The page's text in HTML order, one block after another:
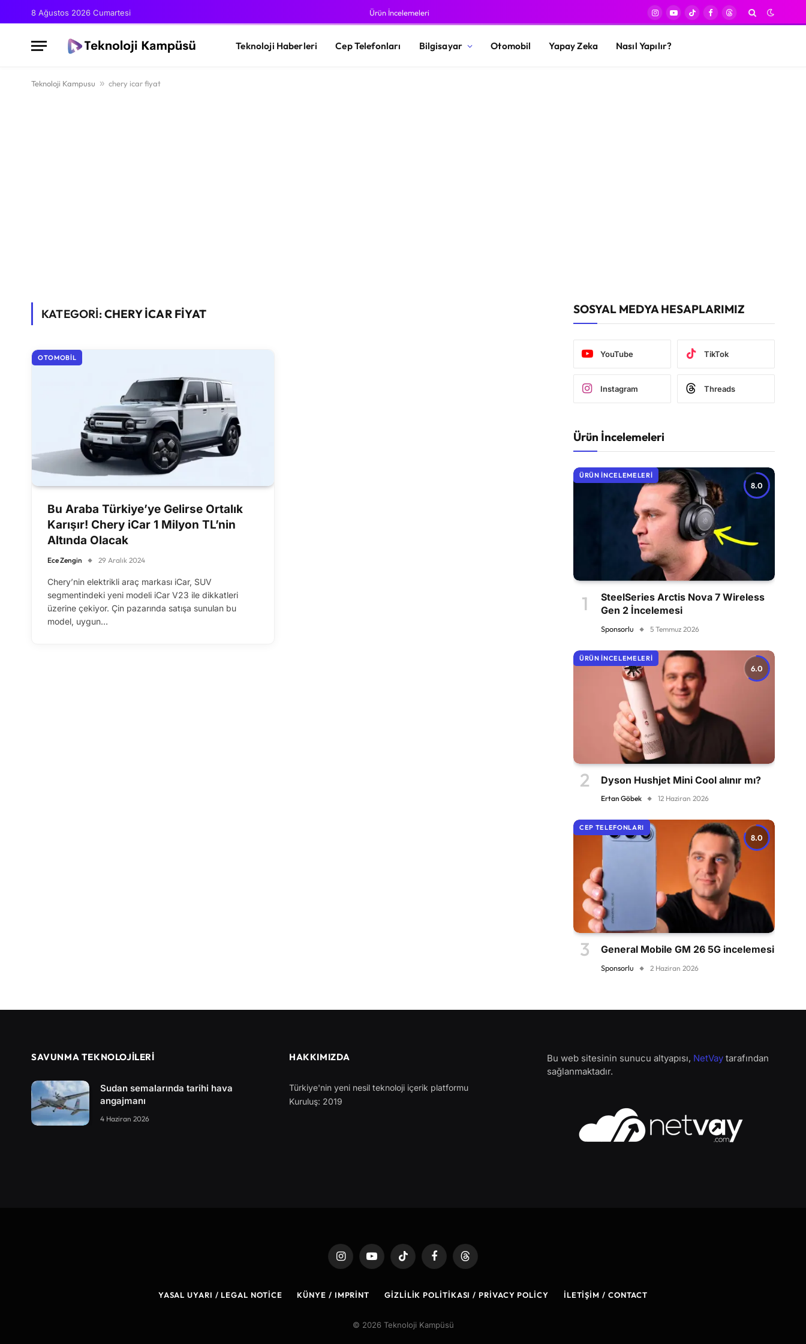
8 Ağustos 2026 Cumartesi Ürün İncelemeleri
Instagram
YouTube
TikTokFacebook
Threads
Teknoloji Haberleri Cep Telefonları Bilgisayar Otomobil Yapay Zeka Nasıl Yapılır?
Teknoloji Kampusu » chery icar fiyat
KATEGORİ:CHERY ICAR FIYAT
OTOMOBIL
Bu Araba Türkiye’ye Gelirse Ortalık
Karışır! Chery iCar 1 Milyon TL’nin
Altında Olacak
Ece Zengin 29 Aralık 2024
Chery’nin elektrikli araç markası iCar, SUV
segmentindeki yeni modeli iCar V23 ile dikkatleri
üzerine çekiyor. Çin pazarında satışa sunulan bu
model, uygun…
SOSYAL MEDYA HESAPLARIMIZ
YouTube TikTok
Instagram Threads
Ürün İncelemeleri
8.0
ÜRÜN İNCELEMELERI
SteelSeries Arctis Nova 7 Wireless
Gen 2 İncelemesi
Sponsorlu 5 Temmuz 2026
6.0
ÜRÜN İNCELEMELERI
Dyson Hushjet Mini Cool alınır mı?
Ertan Göbek 12 Haziran 2026
8.0
CEP TELEFONLARI
General Mobile GM 26 5G incelemesi
Sponsorlu 2 Haziran 2026
SAVUNMA TEKNOLOJİLERİ
Sudan semalarında tarihi hava
angajmanı
4 Haziran 2026
HAKKIMIZDA
Türkiye'nin yeni nesil teknoloji içerik platformu
Kuruluş: 2019
Bu web sitesinin sunucu altyapısı, NetVay tarafından
sağlanmaktadır.
InstagramYouTubeTikTok FacebookThreads
YASAL UYARI / LEGAL NOTICE KÜNYE / IMPRINT GIZLILIK POLITIKASI / PRIVACY POLICY İLETIŞIM / CONTACT
© 2026 Teknoloji Kampüsü